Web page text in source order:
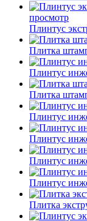
просмотр
Плинтус
Плитка
Плинтус
Плитка
Плинтус
Плинтус
Плинтус
Плинтус
Плитка